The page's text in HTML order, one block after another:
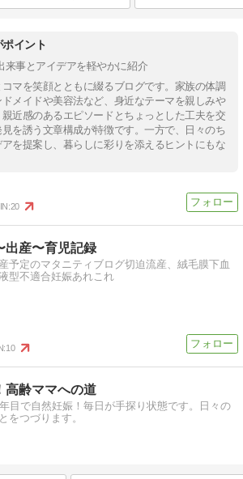
イント
来事とアイデアを軽やかに紹介
マを笑顔とともに綴るブログです。家族の体調
メイドや美容法など、身近なテーマを親しみや
近感のあるエピソードとちょっとした工夫を交
を誘う文章構成が特徴です。一方で、日々のち
を提案し、暮らしに彩りを添えるヒントにもな
20
出産〜育児記録
予定のマタニティブログ切迫流産、絨毛膜下血
型不適合妊娠あれこれ
10
高齢ママへの道
目で自然妊娠！毎日が手探り状態です。日々の
をつづります。